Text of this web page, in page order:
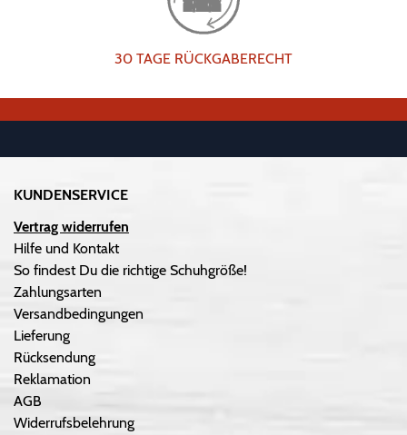
30 TAGE RÜCKGABERECHT
KUNDENSERVICE
Vertrag widerrufen
Hilfe und Kontakt
So findest Du die richtige Schuhgröße!
Zahlungsarten
Versandbedingungen
Lieferung
Rücksendung
Reklamation
AGB
Widerrufsbelehrung